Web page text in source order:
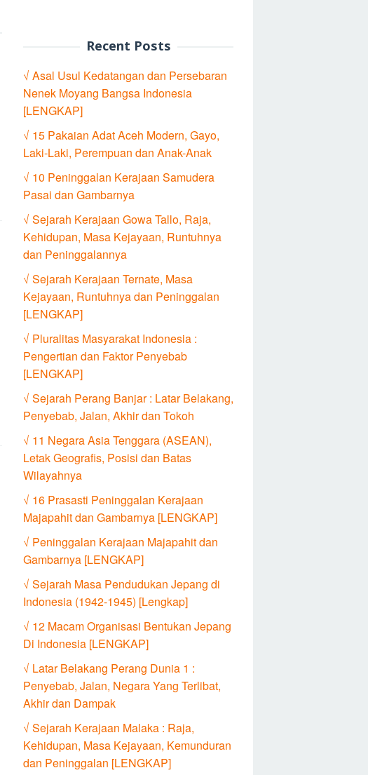
Recent Posts
√ Asal Usul Kedatangan dan Persebaran
Nenek Moyang Bangsa Indonesia
[LENGKAP]
√ 15 Pakaian Adat Aceh Modern, Gayo,
Laki-Laki, Perempuan dan Anak-Anak
√ 10 Peninggalan Kerajaan Samudera
Pasai dan Gambarnya
√ Sejarah Kerajaan Gowa Tallo, Raja,
Kehidupan, Masa Kejayaan, Runtuhnya
dan Peninggalannya
√ Sejarah Kerajaan Ternate, Masa
Kejayaan, Runtuhnya dan Peninggalan
[LENGKAP]
√ Pluralitas Masyarakat Indonesia :
Pengertian dan Faktor Penyebab
[LENGKAP]
√ Sejarah Perang Banjar : Latar Belakang,
Penyebab, Jalan, Akhir dan Tokoh
√ 11 Negara Asia Tenggara (ASEAN),
Letak Geografis, Posisi dan Batas
Wilayahnya
√ 16 Prasasti Peninggalan Kerajaan
Majapahit dan Gambarnya [LENGKAP]
√ Peninggalan Kerajaan Majapahit dan
Gambarnya [LENGKAP]
√ Sejarah Masa Pendudukan Jepang di
Indonesia (1942-1945) [Lengkap]
√ 12 Macam Organisasi Bentukan Jepang
Di Indonesia [LENGKAP]
√ Latar Belakang Perang Dunia 1 :
Penyebab, Jalan, Negara Yang Terlibat,
Akhir dan Dampak
√ Sejarah Kerajaan Malaka : Raja,
Kehidupan, Masa Kejayaan, Kemunduran
dan Peninggalan [LENGKAP]